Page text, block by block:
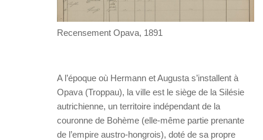
Recensement Opava, 1891
A l’époque où Hermann et Augusta s’installent à
Opava (Troppau), la ville est le siège de la Silésie
autrichienne, un territoire indépendant de la
couronne de Bohème (elle-même partie prenante
de l’empire austro-hongrois), doté de sa propre